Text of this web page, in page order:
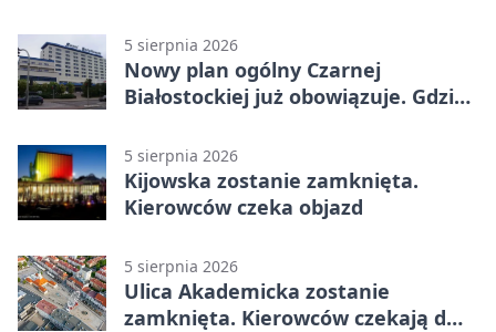
5 sierpnia 2026
Nowy plan ogólny Czarnej
Białostockiej już obowiązuje. Gdzie
5 sierpnia 2026
Kijowska zostanie zamknięta.
Kierowców czeka objazd
5 sierpnia 2026
Ulica Akademicka zostanie
zamknięta. Kierowców czekają dwa